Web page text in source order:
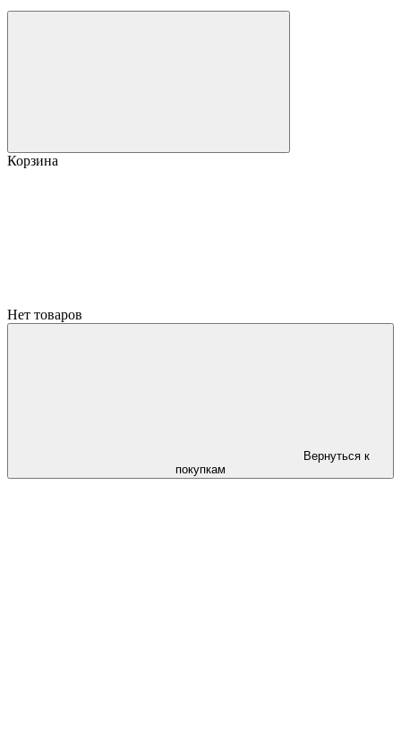
Корзина
Нет товаров
Вернуться к
покупкам